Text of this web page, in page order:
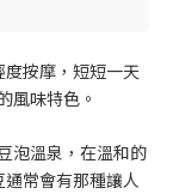
度按摩，短短一天
風味特色。
泡溫泉，在溫和的
常會有那種讓人